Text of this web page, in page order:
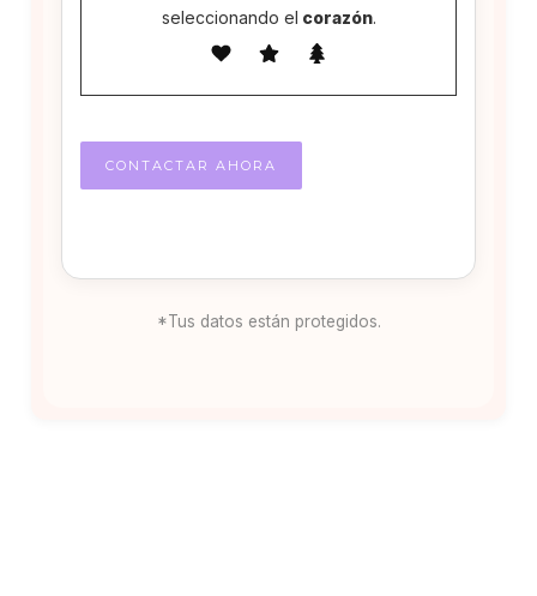
seleccionando el corazón.
*Tus datos están protegidos.